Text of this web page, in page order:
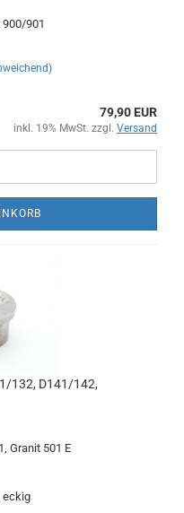
901
79,90 EUR
inkl. 19% MwSt. zzgl. Versand
132, D141/142,
Granit 501 E
eckig